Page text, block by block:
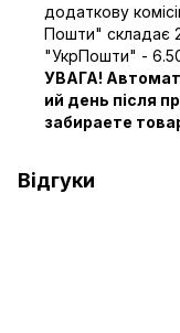
додаткову
Пошти" складає
"УкрПошти" -
УВАГА!
ий день після
забираете
Відгуки